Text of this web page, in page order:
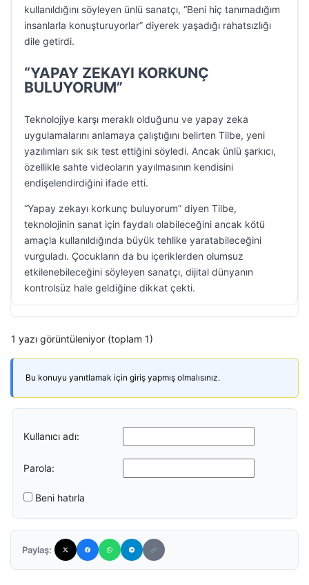
kullanıldığını söyleyen ünlü sanatçı, “Beni hiç tanımadığım
insanlarla konuşturuyorlar” diyerek yaşadığı rahatsızlığı
dile getirdi.
“YAPAY ZEKAYI KORKUNÇ
BULUYORUM”
Teknolojiye karşı meraklı olduğunu ve yapay zeka
uygulamalarını anlamaya çalıştığını belirten Tilbe, yeni
yazılımları sık sık test ettiğini söyledi. Ancak ünlü şarkıcı,
özellikle sahte videoların yayılmasının kendisini
endişelendirdiğini ifade etti.
“Yapay zekayı korkunç buluyorum” diyen Tilbe,
teknolojinin sanat için faydalı olabileceğini ancak kötü
amaçla kullanıldığında büyük tehlike yaratabileceğini
vurguladı. Çocukların da bu içeriklerden olumsuz
etkilenebileceğini söyleyen sanatçı, dijital dünyanın
kontrolsüz hale geldiğine dikkat çekti.
1 yazı görüntüleniyor (toplam 1)
Bu konuyu yanıtlamak için giriş yapmış olmalısınız.
Kullanıcı adı:
Parola:
Beni hatırla
Paylaş: